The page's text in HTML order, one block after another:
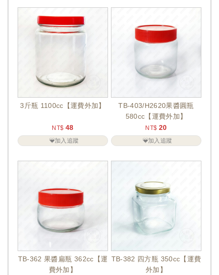
3斤瓶 1100cc【運費外加】
NT$ 48
加入追蹤
TB-403/H2620果醬圓瓶
580cc【運費外加】
NT$ 20
加入追蹤
TB-362 果醬扁瓶 362cc【運
費外加】
TB-382 四方瓶 350cc【運費
外加】